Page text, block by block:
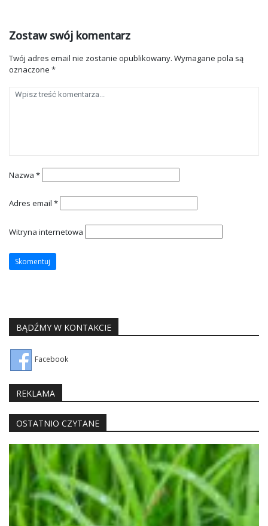
Zostaw swój komentarz
Twój adres email nie zostanie opublikowany. Wymagane pola są
oznaczone *
Nazwa *
Adres email *
Witryna internetowa
BĄDŹMY W KONTAKCIE
Facebook
REKLAMA
OSTATNIO CZYTANE